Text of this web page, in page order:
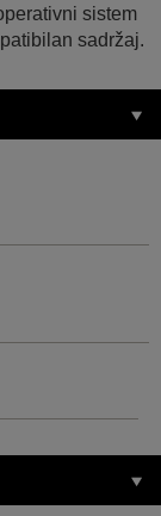
sistem
sadržaj.